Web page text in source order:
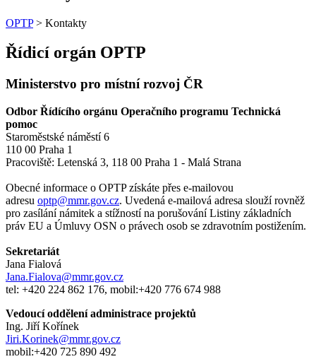
OPTP> Kontakty
Řídicí orgán OPTP
Ministerstvo pro místní rozvoj ČR
Odbor Řídícího orgánu Operačního programu Technická
pomoc
Staroměstské náměstí 6
110 00 Praha 1
Pracoviště: Letenská 3, 118 00 Praha 1 - Malá Strana
Obecné informace o OPTP získáte přes e-mailovou
adresu optp@mmr.gov.cz. Uvedená e-mailová adresa slouží rovněž
pro zasílání námitek a stížností na porušování Listiny základních
práv EU a Úmluvy OSN o právech osob se zdravotním postižením.
Sekretariát
Jana Fialová
Jana.Fialova@mmr.gov.cz
tel: +420 224 862 176, mobil:+420 776 674 988
Vedoucí oddělení administrace projektů
Ing. Jiří Kořínek
Jiri.Korinek@mmr.gov.cz
mobil:+420 725 890 492